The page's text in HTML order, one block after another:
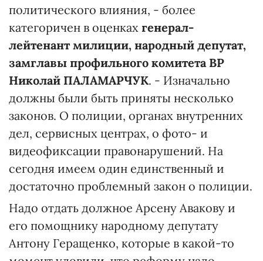
политического влияния, - более
категоричен в оценках генерал-
лейтенант милиции, народный депутат,
замглавы профильного комитета ВР
Николай ПАЛАМАРЧУК. - Изначально
должны были быть приняты несколько
законов. О полиции, органах внутренних
дел, сервисных центрах, о фото- и
видеофиксации правонарушений. На
сегодня имеем один единственный и
достаточно проблемный закон о полиции.
Надо отдать должное Арсену Авакову и
его помощнику народному депутату
Антону Геращенко, которые в какой-то